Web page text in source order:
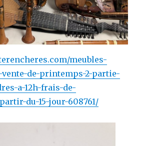
meubles-
de-printemps-2-partie-
a-12h-frais-de-
du-15-jour-608761/